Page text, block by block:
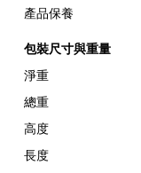
產品保養
包裝尺寸與重量
淨重
總重
高度
長度